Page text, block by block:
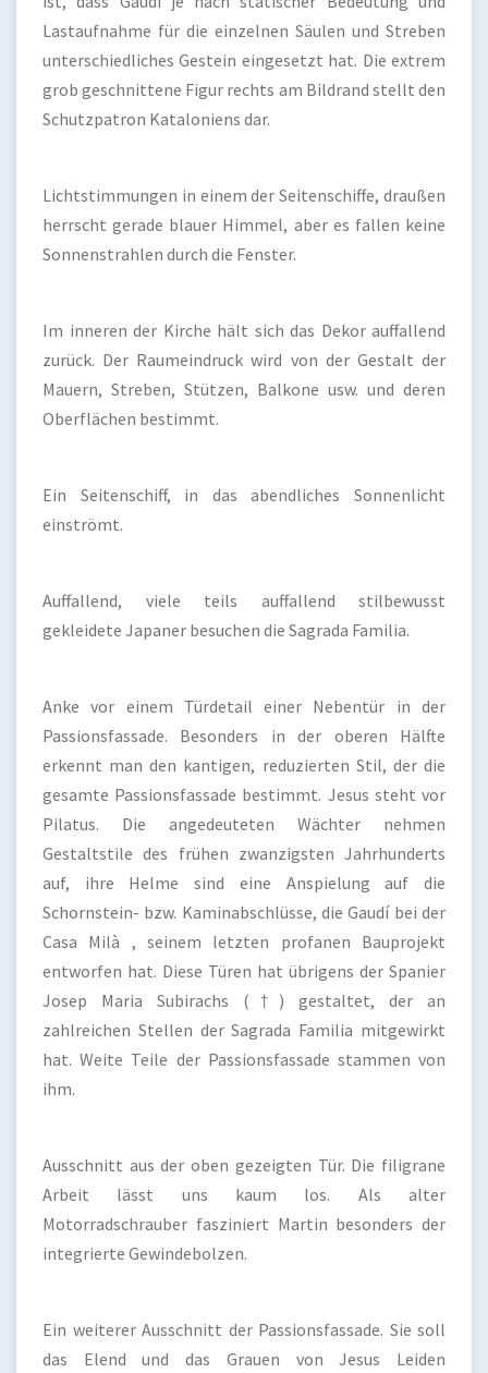
Lastaufnahme für die einzelnen Säulen und Streben
unterschiedliches Gestein eingesetzt hat. Die extrem
grob geschnittene Figur rechts am Bildrand stellt den
Schutzpatron Kataloniens dar.
Lichtstimmungen in einem der Seitenschiffe, draußen
herrscht gerade blauer Himmel, aber es fallen keine
Sonnenstrahlen durch die Fenster.
Im inneren der Kirche hält sich das Dekor auffallend
zurück. Der Raumeindruck wird von der Gestalt der
Mauern, Streben, Stützen, Balkone usw. und deren
Oberflächen bestimmt.
Ein Seitenschiff, in das abendliches Sonnenlicht
einströmt.
Auffallend, viele teils auffallend stilbewusst
gekleidete Japaner besuchen die Sagrada Familia.
Anke vor einem Türdetail einer Nebentür in der
Passionsfassade. Besonders in der oberen Hälfte
erkennt man den kantigen, reduzierten Stil, der die
gesamte Passionsfassade bestimmt. Jesus steht vor
Pilatus. Die angedeuteten Wächter nehmen
Gestaltstile des frühen zwanzigsten Jahrhunderts
auf, ihre Helme sind eine Anspielung auf die
Schornstein- bzw. Kaminabschlüsse, die Gaudí bei der
Casa Milà , seinem letzten profanen Bauprojekt
entworfen hat. Diese Türen hat übrigens der Spanier
Josep Maria Subirachs (†) gestaltet, der an
zahlreichen Stellen der Sagrada Familia mitgewirkt
hat. Weite Teile der Passionsfassade stammen von
ihm.
Ausschnitt aus der oben gezeigten Tür. Die filigrane
Arbeit lässt uns kaum los. Als alter
Motorradschrauber fasziniert Martin besonders der
integrierte Gewindebolzen.
Ein weiterer Ausschnitt der Passionsfassade. Sie soll
das Elend und das Grauen von Jesus Leiden